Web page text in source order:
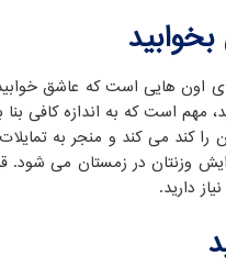
هایی است که عاشق
است که به اندازه کافی بنا
را کند می کند و منجر به
وزنتان در زمستان می شود.